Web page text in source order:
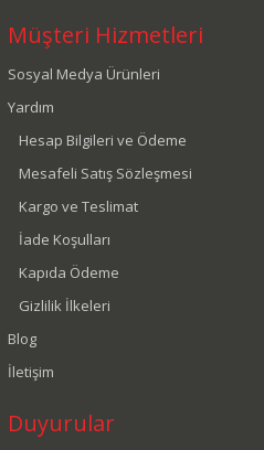
Müşteri Hizmetleri
Sosyal Medya Ürünleri
Yardım
Hesap Bilgileri ve Ödeme
Mesafeli Satış Sözleşmesi
Kargo ve Teslimat
İade Koşulları
Kapıda Ödeme
Gizlilik İlkeleri
Blog
İletişim
Duyurular